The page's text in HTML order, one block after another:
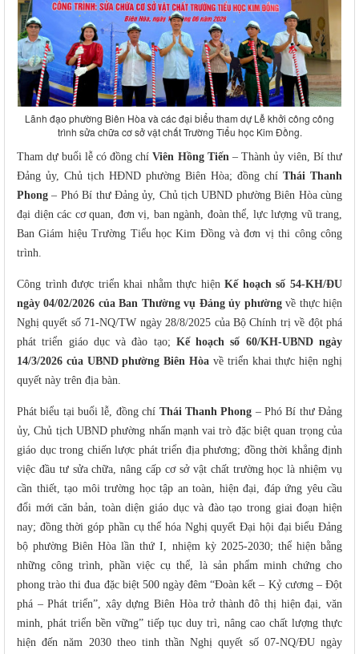
Lãnh đạo phường Biên Hòa và các đại biểu tham dự Lễ khởi công công
trình sửa chữa cơ sở vật chất Trường Tiểu học Kim Đồng.
Tham dự buổi lễ có đồng chíViên Hồng Tiến – Thành ủy viên, Bí thư
Đảng ủy, Chủ tịch HĐND phường Biên Hòa; đồng chí Thái Thanh
Phong – Phó Bí thư Đảng ủy, Chủ tịch UBND phường Biên Hòa cùng
đại diện các cơ quan, đơn vị, ban ngành, đoàn thể, lực lượng vũ trang,
Ban Giám hiệu Trường Tiểu học Kim Đồng và đơn vị thi công công
trình.
Công trình được triển khai nhằm thực hiệnKế hoạch số 54-KH/ĐU
ngày 04/02/2026 của Ban Thường vụ Đảng ủy phườngvề thực hiện
Nghị quyết số 71-NQ/TW ngày 28/8/2025 của Bộ Chính trị về đột phá
phát triển giáo dục và đào tạo; Kế hoạch số 60/KH-UBND ngày
14/3/2026 của UBND phường Biên Hòa về triển khai thực hiện nghị
quyết này trên địa bàn.
Phát biểu tại buổi lễ, đồng chí Thái Thanh Phong – Phó Bí thư Đảng
ủy, Chủ tịch UBND phường nhấn mạnh vai trò đặc biệt quan trọng của
giáo dục trong chiến lược phát triển địa phương; đồng thời khẳng định
việc đầu tư sửa chữa, nâng cấp cơ sở vật chất trường học là nhiệm vụ
cần thiết, tạo môi trường học tập an toàn, hiện đại, đáp ứng yêu cầu
đổi mới căn bản, toàn diện giáo dục và đào tạo trong giai đoạn hiện
nay; đồng thời góp phần cụ thể hóa Nghị quyết Đại hội đại biểu Đảng
bộ phường Biên Hòa lần thứ I, nhiệm kỳ 2025-2030; thể hiện bằng
những công trình, phần việc cụ thể, là sản phẩm minh chứng cho
phong trào thi đua đặc biệt 500 ngày đêm “Đoàn kết – Kỷ cương – Đột
phá – Phát triển”, xây dựng Biên Hòa trở thành đô thị hiện đại, văn
minh, phát triển bền vững” tiếp tục duy trì, nâng cao chất lượng thực
hiện đến năm 2030 theo tinh thần Nghị quyết số 07-NQ/ĐU ngày